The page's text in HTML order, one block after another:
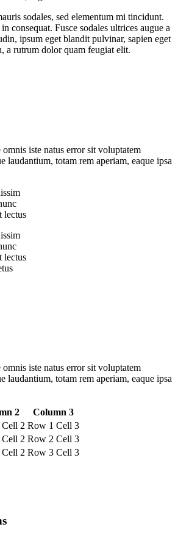
sodales, sed elementum mi tincidunt.
consequat. Fusce sodales ultrices augue a
ipsum eget blandit pulvinar, sapien eget
a rutrum dolor quam feugiat elit.
omnis iste natus error sit voluptatem
laudantium, totam rem aperiam, eaque ipsa
lectus
lectus
omnis iste natus error sit voluptatem
laudantium, totam rem aperiam, eaque ipsa
2
Column 3
2 Row 1 Cell 3
2 Row 2 Cell 3
2 Row 3 Cell 3